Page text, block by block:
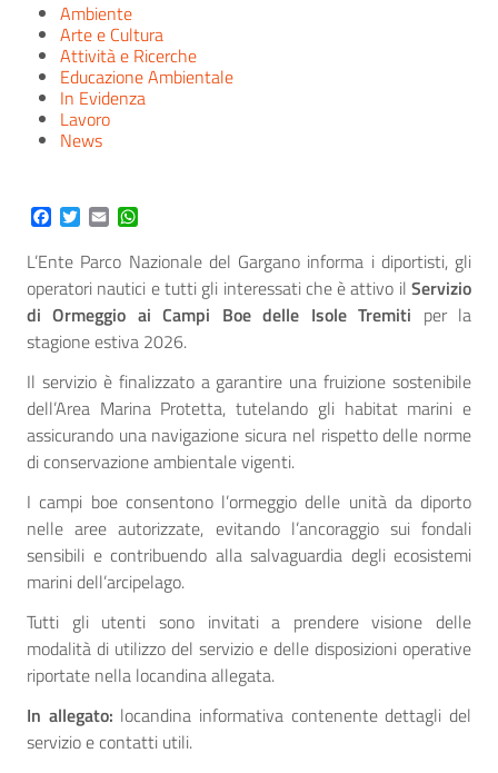
Ambiente
Arte e Cultura
Attività e Ricerche
Educazione Ambientale
In Evidenza
Lavoro
News
Facebook
Twitter
Email
L’Ente Parco Nazionale del Gargano informa i diportisti, gli
operatori nautici e tutti gli interessati che è attivo il Servizio
di Ormeggio ai Campi Boe delle Isole Tremiti per la
stagione estiva 2026.
Il servizio è finalizzato a garantire una fruizione sostenibile
dell’Area Marina Protetta, tutelando gli habitat marini e
assicurando una navigazione sicura nel rispetto delle norme
di conservazione ambientale vigenti.
I campi boe consentono l’ormeggio delle unità da diporto
nelle aree autorizzate, evitando l’ancoraggio sui fondali
sensibili e contribuendo alla salvaguardia degli ecosistemi
marini dell’arcipelago.
Tutti gli utenti sono invitati a prendere visione delle
modalità di utilizzo del servizio e delle disposizioni operative
riportate nella locandina allegata.
In allegato: locandina informativa contenente dettagli del
servizio e contatti utili.